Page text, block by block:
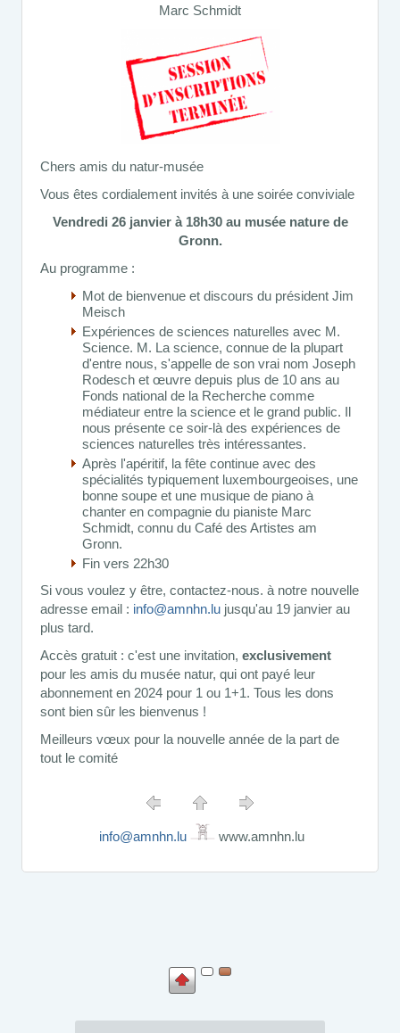
Marc Schmidt
Chers amis du natur-musée
Vous êtes cordialement invités à une soirée conviviale
Vendredi 26 janvier à 18h30 au musée nature de
Gronn.
Au programme :
Mot de bienvenue et discours du président Jim
Meisch
Expériences de sciences naturelles avec M.
Science. M. La science, connue de la plupart
d'entre nous, s'appelle de son vrai nom Joseph
Rodesch et œuvre depuis plus de 10 ans au
Fonds national de la Recherche comme
médiateur entre la science et le grand public. Il
nous présente ce soir-là des expériences de
sciences naturelles très intéressantes.
Après l'apéritif, la fête continue avec des
spécialités typiquement luxembourgeoises, une
bonne soupe et une musique de piano à
chanter en compagnie du pianiste Marc
Schmidt, connu du Café des Artistes am
Gronn.
Fin vers 22h30
Si vous voulez y être, contactez-nous. à notre nouvelle
adresse email : info@amnhn.lu jusqu'au 19 janvier au
plus tard.
Accès gratuit : c'est une invitation, exclusivement
pour les amis du musée natur, qui ont payé leur
abonnement en 2024 pour 1 ou 1+1. Tous les dons
sont bien sûr les bienvenus !
Meilleurs vœux pour la nouvelle année de la part de
tout le comité
info@amnhn.lu www.amnhn.lu